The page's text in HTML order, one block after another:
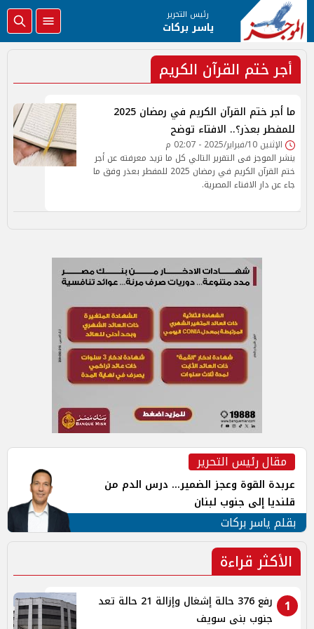
رئيس التحرير
ياسر بركات
أجر ختم القرآن الكريم
ما أجر ختم القرآن الكريم في رمضان 2025
للمفطر بعذر؟.. الافتاء توضح
الإثنين 10/فبراير/2025 - 02:07 م
ينشر الموجز فى التقرير التالي كل ما تريد معرفته عن أجر
ختم القرآن الكريم في رمضان 2025 للمفطر بعذر وفق ما
جاء عن دار الافتاء المصرية.
مقال رئيس التحرير
عربدة القوة وعجز الضمير... درس الدم من
قلنديا إلى جنوب لبنان
بقلم ياسر بركات
الأكثر قراءة
1
رفع 376 حالة إشغال وإزالة 21 حالة تعد
جنوب بنى سويف